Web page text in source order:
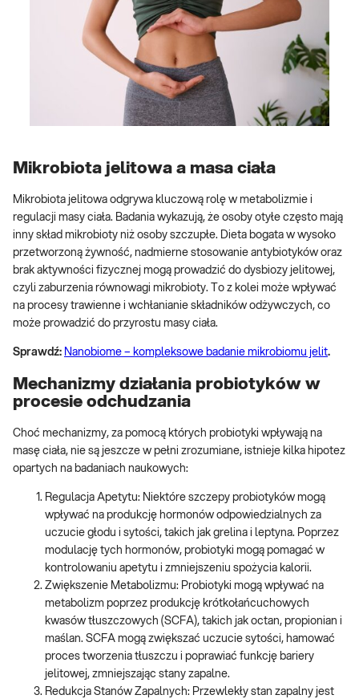
Mikrobiota jelitowa a masa ciała
Mikrobiota jelitowa odgrywa kluczową rolę w metabolizmie i
regulacji masy ciała. Badania wykazują, że osoby otyłe często mają
inny skład mikrobioty niż osoby szczupłe. Dieta bogata w wysoko
przetworzoną żywność, nadmierne stosowanie antybiotyków oraz
brak aktywności fizycznej mogą prowadzić do dysbiozy jelitowej,
czyli zaburzenia równowagi mikrobioty. To z kolei może wpływać
na procesy trawienne i wchłanianie składników odżywczych, co
może prowadzić do przyrostu masy ciała.
Sprawdź: Nanobiome – kompleksowe badanie mikrobiomu jelit.
Mechanizmy działania probiotyków w
procesie odchudzania
Choć mechanizmy, za pomocą których probiotyki wpływają na
masę ciała, nie są jeszcze w pełni zrozumiane, istnieje kilka hipotez
opartych na badaniach naukowych:
Regulacja Apetytu: Niektóre szczepy probiotyków mogą
wpływać na produkcję hormonów odpowiedzialnych za
uczucie głodu i sytości, takich jak grelina i leptyna. Poprzez
modulację tych hormonów, probiotyki mogą pomagać w
kontrolowaniu apetytu i zmniejszeniu spożycia kalorii.
Zwiększenie Metabolizmu: Probiotyki mogą wpływać na
metabolizm poprzez produkcję krótkołańcuchowych
kwasów tłuszczowych (SCFA), takich jak octan, propionian i
maślan. SCFA mogą zwiększać uczucie sytości, hamować
proces tworzenia tłuszczu i poprawiać funkcję bariery
jelitowej, zmniejszając stany zapalne.
Redukcja Stanów Zapalnych: Przewlekły stan zapalny jest